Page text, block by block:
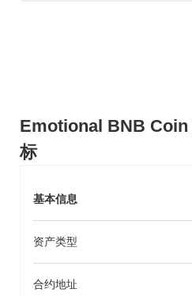
Emotional BNB Coin
标
基本信息
资产类型
合约地址